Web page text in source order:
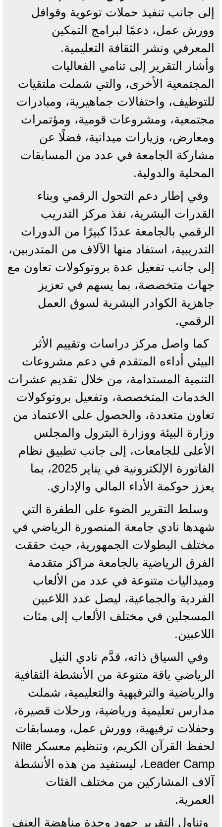
إلى جانب تنفيذ حملات توعوية وقوافل
وورش عمل، دعمًا لبرامج التمكين
المعرفي ونشر الثقافة التعليمية.
وأشار التقرير إلى تنامي الفعاليات
المجتمعية الأخرى، والتي شملت ملتقيات
للتوظيف، واحتفالات جماهيرية، ومبادرات
مجتمعية، ومشروعات قومية، ومؤتمرات
ومعارض، وزيارات ميدانية، فضلًا عن
مشاركة الجامعة في عدد من المسابقات
المحلية والدولية.
وفي إطار دعم التحول الرقمي وبناء
القدرات البشرية، نفذ مركز التدريب
الرقمي بالجامعة عددًا كبيرًا من الدورات
التدريبية، استفاد منها الآلاف من المتدربين،
إلى جانب تفعيل عدة بروتوكولات تعاون مع
جهات متخصصة، بما يسهم في تعزيز
جاهزية الكوادر البشرية لسوق العمل
الرقمي.
كما واصل مركز دراسات وتقييم الأثر
البيئي أداءه المتقدم في دعم مشروعات
التنمية المستدامة، من خلال تقديم عشرات
الخدمات المتخصصة، وتفعيل بروتوكولات
تعاون متعددة، والحصول على الاعتماد من
وزارة البيئة ووزارة البترول والمجلس
الأعلى للجامعات، إلى جانب تطبيق نظام
الفاتورة الإلكترونية في يناير 2025، بما
يعزز حوكمة الأداء المالي والإداري.
وسلط التقرير الضوء على الطفرة التي
شهدها نادي جامعة المنصورة الرياضي في
مختلف البطولات الجمهورية، حيث حققت
الفرق الرياضية بالجامعة مراكز متقدمة
وميداليات متنوعة في عدد من الألعاب
الفردية والجماعية، ليصل عدد اللاعبين
المسجلين في مختلف الألعاب إلى مئات
اللاعبين.
وفي السياق ذاته، قدَّم نادي النيل
الرياضي باقة متنوعة من الأنشطة الثقافية
والرياضية والترفيهية والتعليمية، شملت
مدارس تعليمية ورياضية، ورحلات قصيرة،
وحفلات ترفيهية، وورش عمل، ومسابقات
لحفظ القرآن الكريم، وتنظيم معسكر Nile
Leader Camp، ليستفيد من هذه الأنشطة
آلاف المشاركين من مختلف الفئات
العمرية.
وتناول التقرير جهود وحدة مناهضة العنف